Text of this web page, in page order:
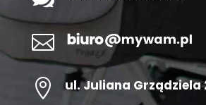

 ul.Juliana Grządziela